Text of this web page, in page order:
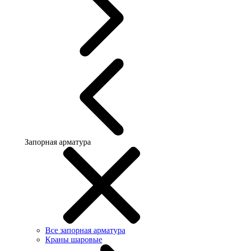
Запорная арматура
Все запорная арматура
Краны шаровые